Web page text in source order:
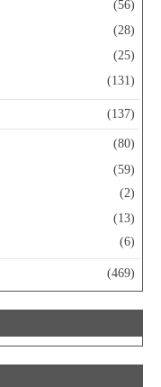
(56)
(28)
(25)
(131)
(137)
(80)
(59)
(2)
(13)
(6)
(469)